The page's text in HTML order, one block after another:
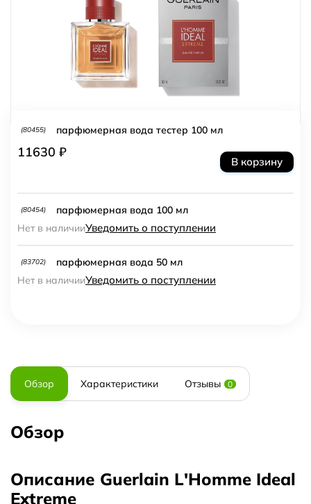
(80455) парфюмерная вода тестер 100 мл
11630 ₽
В корзину
(80454)
парфюмерная вода 100 мл
Нет в наличииУведомить о поступлении
(83702)
парфюмерная вода 50 мл
Нет в наличииУведомить о поступлении
Обзор Характеристики Отзывы 0
Обзор
Описание Guerlain L'Homme Ideal
Extreme